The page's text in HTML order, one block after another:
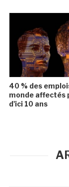
40 % des
monde affectés
d'ici 10 ans